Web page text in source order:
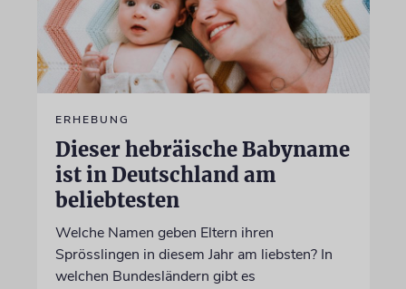
ERHEBUNG
Dieser hebräische Babyname
ist in Deutschland am
beliebtesten
Welche Namen geben Eltern ihren
Sprösslingen in diesem Jahr am liebsten? In
welchen Bundesländern gibt es